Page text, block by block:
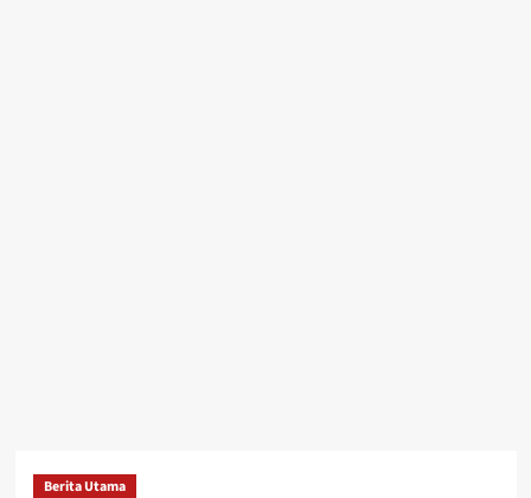
Berita Utama